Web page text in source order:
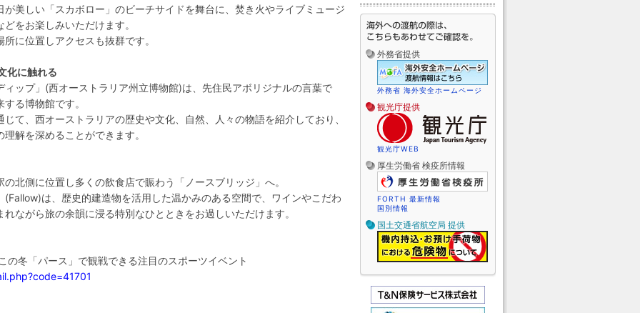
美しい「スカボロー」のビーチサイドを舞台に、焚き火やライブミュージ
をお楽しみいただけます。
に位置しアクセスも抜群です。
化に触れる
ップ」(西オーストラリア州立博物館)は、先住民アボリジナルの言葉で
る博物館です。
て、西オーストラリアの歴史や文化、自然、人々の物語を紹介しており、
解を深めることができます。
北側に位置し多くの飲食店で賑わう「ノースブリッジ」へ。
は、歴史的建造物を活用した温かみのある空間で、ワインやこだわ
ながら旅の余韻に浸る特別なひとときをお過しいただけます。
冬「パース」で観戦できる注目のスポーツイベント
外務省提供
外務省 海外安全ホームページ
観光庁提供
観光庁WEB
厚生労働省 検疫所情報
FORTH 最新情報
国別情報
国土交通省航空局 提供